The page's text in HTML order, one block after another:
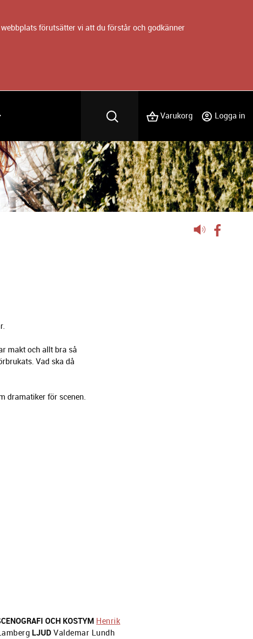
förutsätter vi att du förstår och godkänner
Varukorg Logga in
Lyssna
makt och allt bra så
Vad ska då
dramatiker för scenen.
OCH KOSTYM Henrik
LJUD Valdemar Lundh